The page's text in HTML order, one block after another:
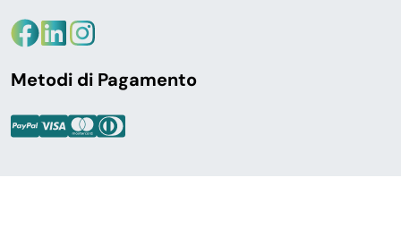
Metodi di Pagamento